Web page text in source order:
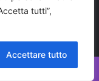
tutti”,
Accettare tutto